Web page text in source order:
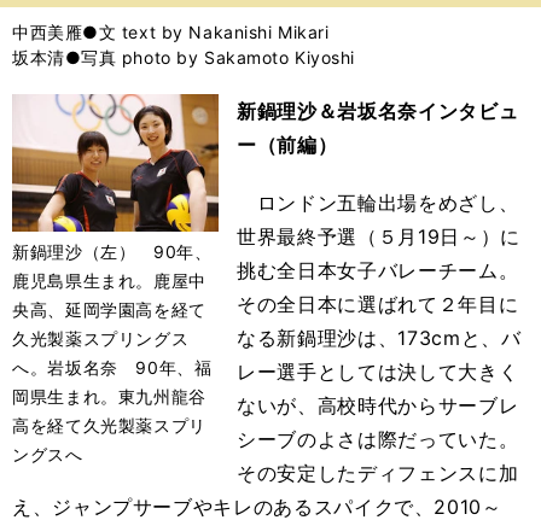
バ
中西美雁●文 text by Nakanishi Mikari
坂本清●写真 photo by Sakamoto Kiyoshi
新鍋理沙（左） 90年、
鹿児島県生まれ。鹿屋中
央高、延岡学園高を経て
久光製薬スプリングス
へ。岩坂名奈 90年、福
岡県生まれ。東九州龍谷
高を経て久光製薬スプリ
ングスへ
新鍋理沙＆岩坂名奈インタビュ
ー（前編）
ロンドン五輪出場をめざし、
世界最終予選（５月19日～）に
挑む全日本女子バレーチーム。
その全日本に選ばれて２年目に
なる新鍋理沙は、173cmと、バ
レー選手としては決して大きく
ないが、高校時代からサーブレ
シーブのよさは際だっていた。
その安定したディフェンスに加
え、ジャンプサーブやキレのあるスパイクで、2010～